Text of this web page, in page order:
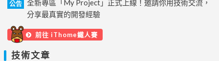
公告
全新專區「My Project」正式上線！邀請你用技術交流，
分享最真實的開發經驗
前往 iThome鐵人賽
技術文章